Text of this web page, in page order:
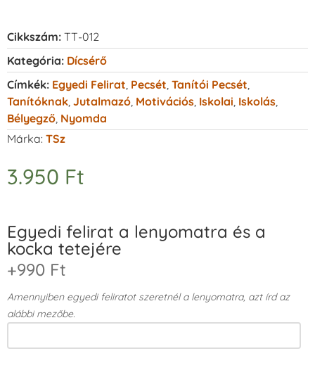
Cikkszám: TT-012
Kategória: Dícsérő
Címkék: Egyedi Felirat Pecsét Tanítói Pecsét
Tanítóknak Jutalmazó Motivációs Iskolai Iskolás
Bélyegző Nyomda
Márka: TSz
3.950 Ft
Egyedi felirat a lenyomatra és a
kocka tetejére
+990 Ft
Amennyiben egyedi feliratot szeretnél a lenyomatra, azt írd az
alábbi mezőbe.